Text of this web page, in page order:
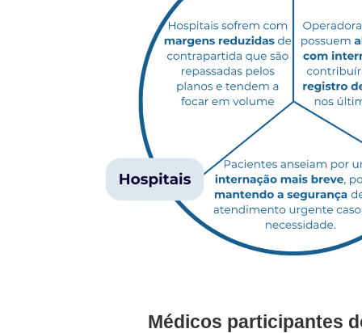
Médicos participantes